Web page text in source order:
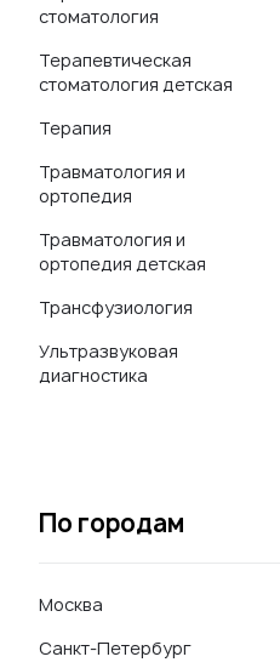
стоматология
Терапевтическая
стоматология детская
Терапия
Травматология и
ортопедия
Травматология и
ортопедия детская
Трансфузиология
Ультразвуковая
диагностика
По городам
Москва
Санкт-Петербург